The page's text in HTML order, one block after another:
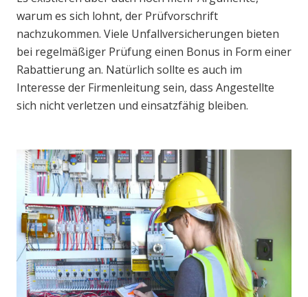
warum es sich lohnt, der Prüfvorschrift
nachzukommen. Viele Unfallversicherungen bieten
bei regelmäßiger Prüfung einen Bonus in Form einer
Rabattierung an. Natürlich sollte es auch im
Interesse der Firmenleitung sein, dass Angestellte
sich nicht verletzen und einsatzfähig bleiben.